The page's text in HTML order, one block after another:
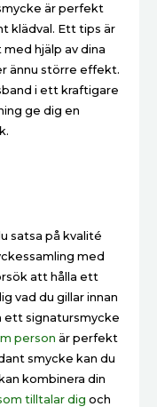
är perfekt
klädval. Ett tips är
hjälp av dina
ännu större effekt.
i ett kraftigare
ge dig en
satsa på kvalité
med
att hålla ett
vad du gillar innan
ett signatursmycke
person är perfekt
smycke kan du
kombinera din
tilltalar dig och